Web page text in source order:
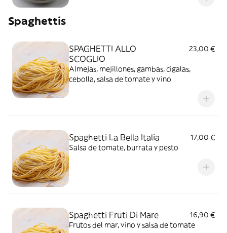
Spaghettis
SPAGHETTI ALLO
SCOGLIO
23,00 €
Almejas, mejillones, gambas, cigalas,
cebolla, salsa de tomate y vino
Spaghetti La Bella Italia
17,00 €
Salsa de tomate, burrata y pesto
Spaghetti Fruti Di Mare
16,90 €
Frutos del mar, vino y salsa de tomate